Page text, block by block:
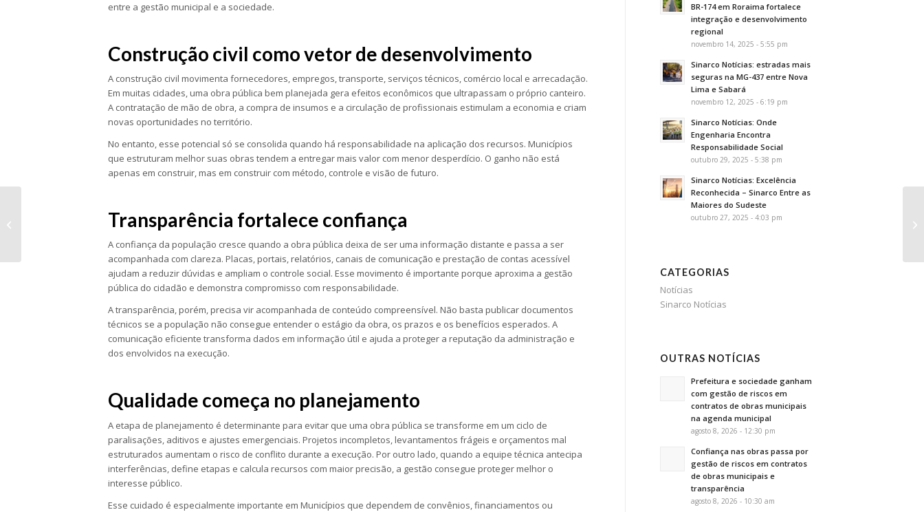
entre a gestão municipal e a sociedade.
Construção civil como vetor de desenvolvimento
A construção civil movimenta fornecedores, empregos, transporte, serviços técnicos, comércio local e arrecadação.
Em muitas cidades, uma obra pública bem planejada gera efeitos econômicos que ultrapassam o próprio canteiro.
A contratação de mão de obra, a compra de insumos e a circulação de profissionais estimulam a economia e criam
novas oportunidades no território.
No entanto, esse potencial só se consolida quando há responsabilidade na aplicação dos recursos. Municípios
que estruturam melhor suas obras tendem a entregar mais valor com menor desperdício. O ganho não está
apenas em construir, mas em construir com método, controle e visão de futuro.
Transparência fortalece confiança
A confiança da população cresce quando a obra pública deixa de ser uma informação distante e passa a ser
acompanhada com clareza. Placas, portais, relatórios, canais de comunicação e prestação de contas acessível
ajudam a reduzir dúvidas e ampliam o controle social. Esse movimento é importante porque aproxima a gestão
pública do cidadão e demonstra compromisso com responsabilidade.
A transparência, porém, precisa vir acompanhada de conteúdo compreensível. Não basta publicar documentos
técnicos se a população não consegue entender o estágio da obra, os prazos e os benefícios esperados. A
comunicação eficiente transforma dados em informação útil e ajuda a proteger a reputação da administração e
dos envolvidos na execução.
Qualidade começa no planejamento
A etapa de planejamento é determinante para evitar que uma obra pública se transforme em um ciclo de
paralisações, aditivos e ajustes emergenciais. Projetos incompletos, levantamentos frágeis e orçamentos mal
estruturados aumentam o risco de conflito durante a execução. Por outro lado, quando a equipe técnica antecipa
interferências, define etapas e calcula recursos com maior precisão, a gestão consegue proteger melhor o
interesse público.
Esse cuidado é especialmente importante em Municípios que dependem de convênios, financiamentos ou
BR-174 em Roraima fortalece
integração e desenvolvimento
regional
novembro 14, 2025 - 5:55 pm
Sinarco Notícias: estradas mais
seguras na MG-437 entre Nova
Lima e Sabará
novembro 12, 2025 - 6:19 pm
Sinarco Notícias: Onde
Engenharia Encontra
Responsabilidade Social
outubro 29, 2025 - 5:38 pm
Sinarco Notícias: Excelência
Reconhecida – Sinarco Entre as
Maiores do Sudeste
outubro 27, 2025 - 4:03 pm
CATEGORIAS
Notícias
Sinarco Notícias
OUTRAS NOTÍCIAS
Prefeitura e sociedade ganham
com gestão de riscos em
contratos de obras municipais
na agenda municipal
agosto 8, 2026 - 12:30 pm
Confiança nas obras passa por
gestão de riscos em contratos
de obras municipais e
transparência
agosto 8, 2026 - 10:30 am
entre engenharia, gestão e
a